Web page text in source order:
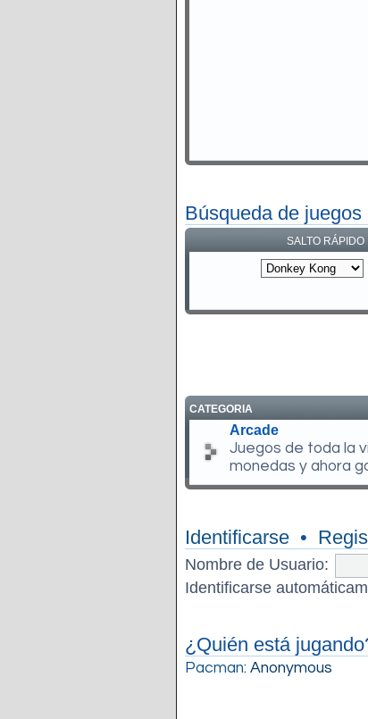
Búsqueda de juegos
SALTO RÁPIDO
CATEGORIA
Arcade
Juegos de toda la
monedas y ahora
Identificarse •
Nombre de Usuario:
Identificarse
¿Quién está
Pacman: Anonymous